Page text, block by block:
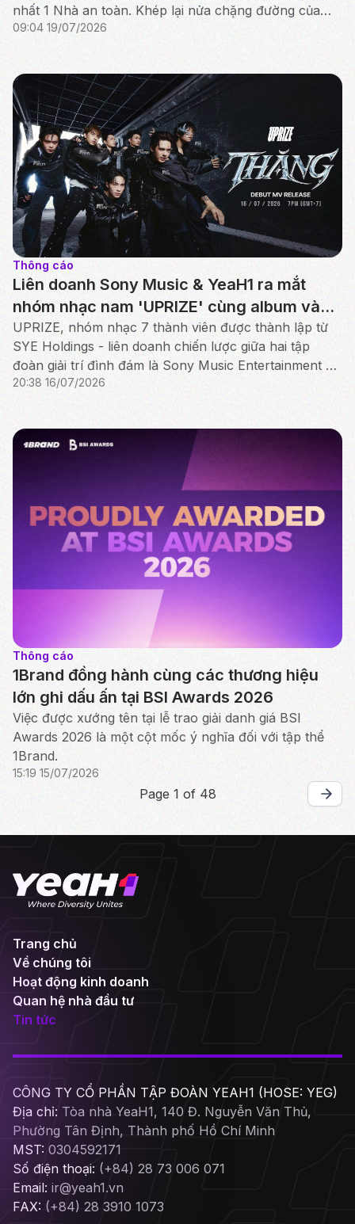
nhất 1 Nhà an toàn. Khép lại nửa chặng đường của
Công diễn 1, bảng đấu “Bạch Mã” đã lộ diện kết quả.
09:04 19/07/2026
Thông cáo
Liên doanh Sony Music & YeaH1 ra mắt
nhóm nhạc nam 'UPRIZE' cùng album và
MV debut "THĂNG"
UPRIZE, nhóm nhạc 7 thành viên được thành lập từ
SYE Holdings - liên doanh chiến lược giữa hai tập
đoàn giải trí đình đám là Sony Music Entertainment và
YeaH1, vừa chính thức ra mắt MV debut Thăng
20:38 16/07/2026
Thông cáo
1Brand đồng hành cùng các thương hiệu
lớn ghi dấu ấn tại BSI Awards 2026
Việc được xướng tên tại lễ trao giải danh giá BSI
Awards 2026 là một cột mốc ý nghĩa đối với tập thể
1Brand.
15:19 15/07/2026
Page 1 of 48
Trang chủ
Về chúng tôi
Hoạt động kinh doanh
Quan hệ nhà đầu tư
Tin tức
CÔNG TY CỔ PHẦN TẬP ĐOÀN YEAH1 (HOSE: YEG)
Địa chỉ: Tòa nhà YeaH1, 140 Đ. Nguyễn Văn Thủ,
Phường Tân Định, Thành phố Hồ Chí Minh
MST: 0304592171
Số điện thoại: (+84) 28 73 006 071
Email: ir@yeah1.vn
FAX: (+84) 28 3910 1073